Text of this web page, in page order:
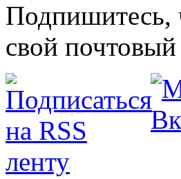
Подпишитесь,
свой